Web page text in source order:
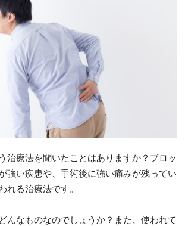
治療法を聞いたことはありますか？ブロッ
強い疾患や、手術後に強い痛みが残ってい
れる治療法です。
んなものなのでしょうか？また、使われて